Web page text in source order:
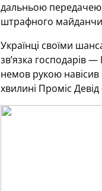
дальньою передачею
штрафного
Українці своїми
зв’язка господарів
немов рукою навісив
хвилині Проміс